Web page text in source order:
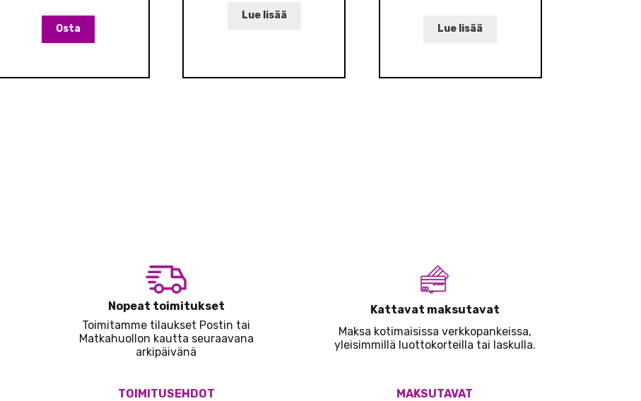
Osta
Lue lisää
Lue lisää
Nopeat toimitukset
Toimitamme tilaukset Postin tai
Matkahuollon kautta seuraavana
arkipäivänä
TOIMITUSEHDOT
Kattavat maksutavat
Maksa kotimaisissa verkkopankeissa,
yleisimmillä luottokorteilla tai laskulla.
MAKSUTAVAT